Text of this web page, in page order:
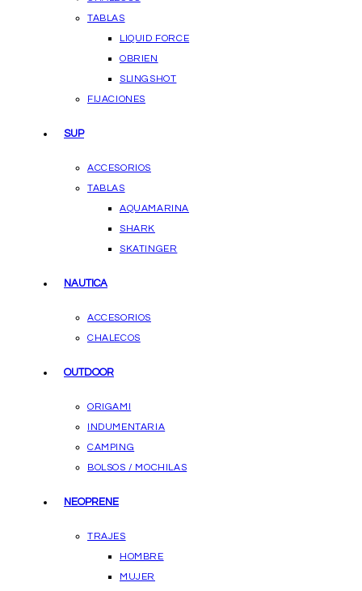
TABLAS
LIQUID FORCE
OBRIEN
SLINGSHOT
FIJACIONES
SUP
ACCESORIOS
TABLAS
AQUAMARINA
SHARK
SKATINGER
NAUTICA
ACCESORIOS
CHALECOS
OUTDOOR
ORIGAMI
INDUMENTARIA
CAMPING
BOLSOS / MOCHILAS
NEOPRENE
TRAJES
HOMBRE
MUJER